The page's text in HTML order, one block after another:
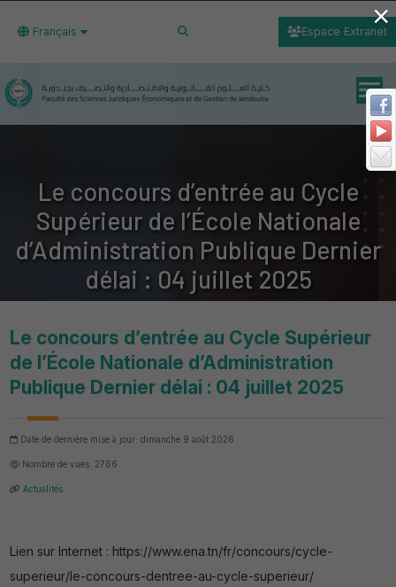
Français Espace Extranet
Le concours d’entrée au Cycle
Supérieur de l’École Nationale
d’Administration Publique Dernier
délai : 04 juillet 2025
Le concours d’entrée au Cycle Supérieur
de l’École Nationale d’Administration
Publique Dernier délai : 04 juillet 2025
Date de dernière mise à jour: dimanche 9 août 2026
Nombre de vues: 2766
Actualités
Lien sur Internet : https://www.ena.tn/fr/concours/cycle-
superieur/le-concours-dentree-au-cycle-superieur/
×